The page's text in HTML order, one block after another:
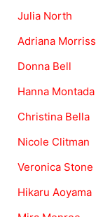
Julia North
Adriana Morriss
Donna Bell
Hanna Montada
Christina Bella
Nicole Clitman
Veronica Stone
Hikaru Aoyama